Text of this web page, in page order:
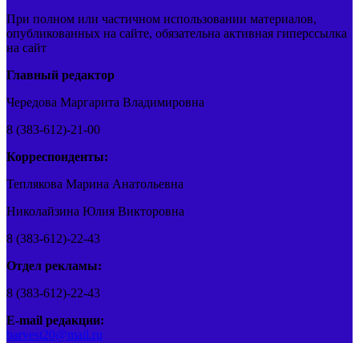
При полном или частичном использовании материалов,
опубликованных на сайте, обязательна активная гиперссылка
на сайт
Главный редактор
Чередова Маргарита Владимировна
8 (383-612)-21-00
Корреспонденты:
Теплякова Марина Анатольевна
Николайзина Юлия Викторовна
8 (383-612)-22-43
Отдел рекламы:
8 (383-612)-22-43
E-mail редакции:
barvest20@mail.ru